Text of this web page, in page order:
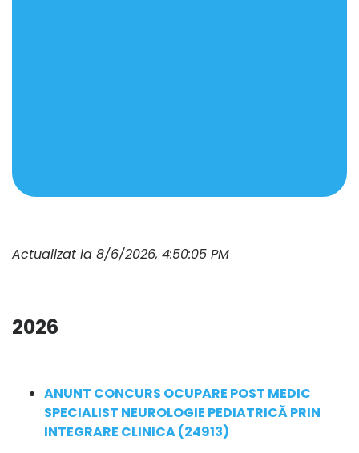
Actualizat la 8/6/2026, 4:50:05 PM
2026
ANUNT CONCURS OCUPARE POST MEDIC
SPECIALIST NEUROLOGIE PEDIATRICĂ PRIN
INTEGRARE CLINICA (24913)